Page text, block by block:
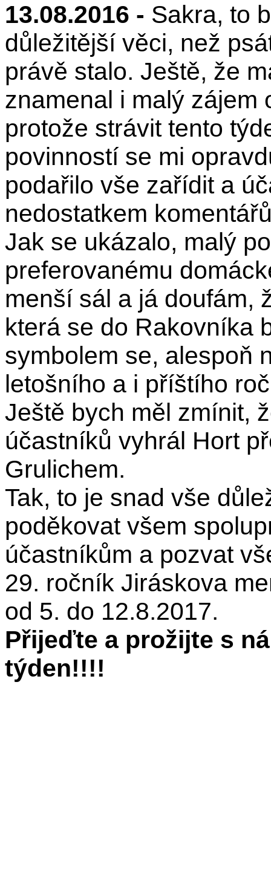
13.08.2016 - Sakra, to
důležitější věci, než
právě stalo. Ještě, že
znamenal i malý zájem
protože strávit tento
povinností se mi
podařilo vše zařídit a
nedostatkem
Jak se ukázalo, malý
preferovanému
menší sál a já doufám,
která se do Rakovníka
symbolem se, alespoň
letošního a i příštího
Ještě bych měl zmínit,
účastníků vyhrál Hort
Grulichem.
Tak, to je snad vše
poděkovat všem
účastníkům a pozvat
29. ročník Jiráskova
od 5. do 12.8.2017.
Přijeďte a prožijte s
týden!!!!